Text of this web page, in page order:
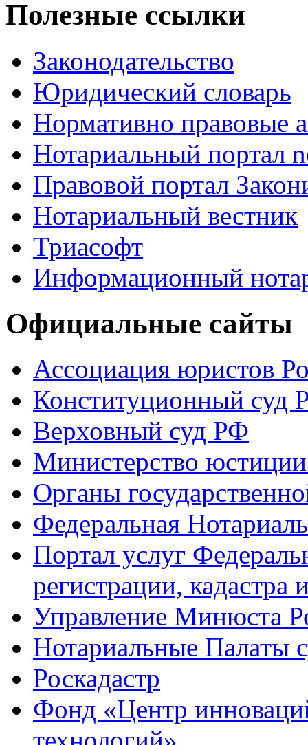
Полезные ссылки
Законодательство
Юридический словарь
Нормативно правовые
Нотариальный портал
Правовой портал
Нотариальный вестник
Триасофт
Информационный
Официальные сайты
Ассоциация юристов
Конституционный суд
Верховный суд РФ
Министерство
Органы
Федеральная
Портал услуг
регистрации, кадастра
Управление Минюста
Нотариальные Палаты
Роскадастр
Фонд «Центр